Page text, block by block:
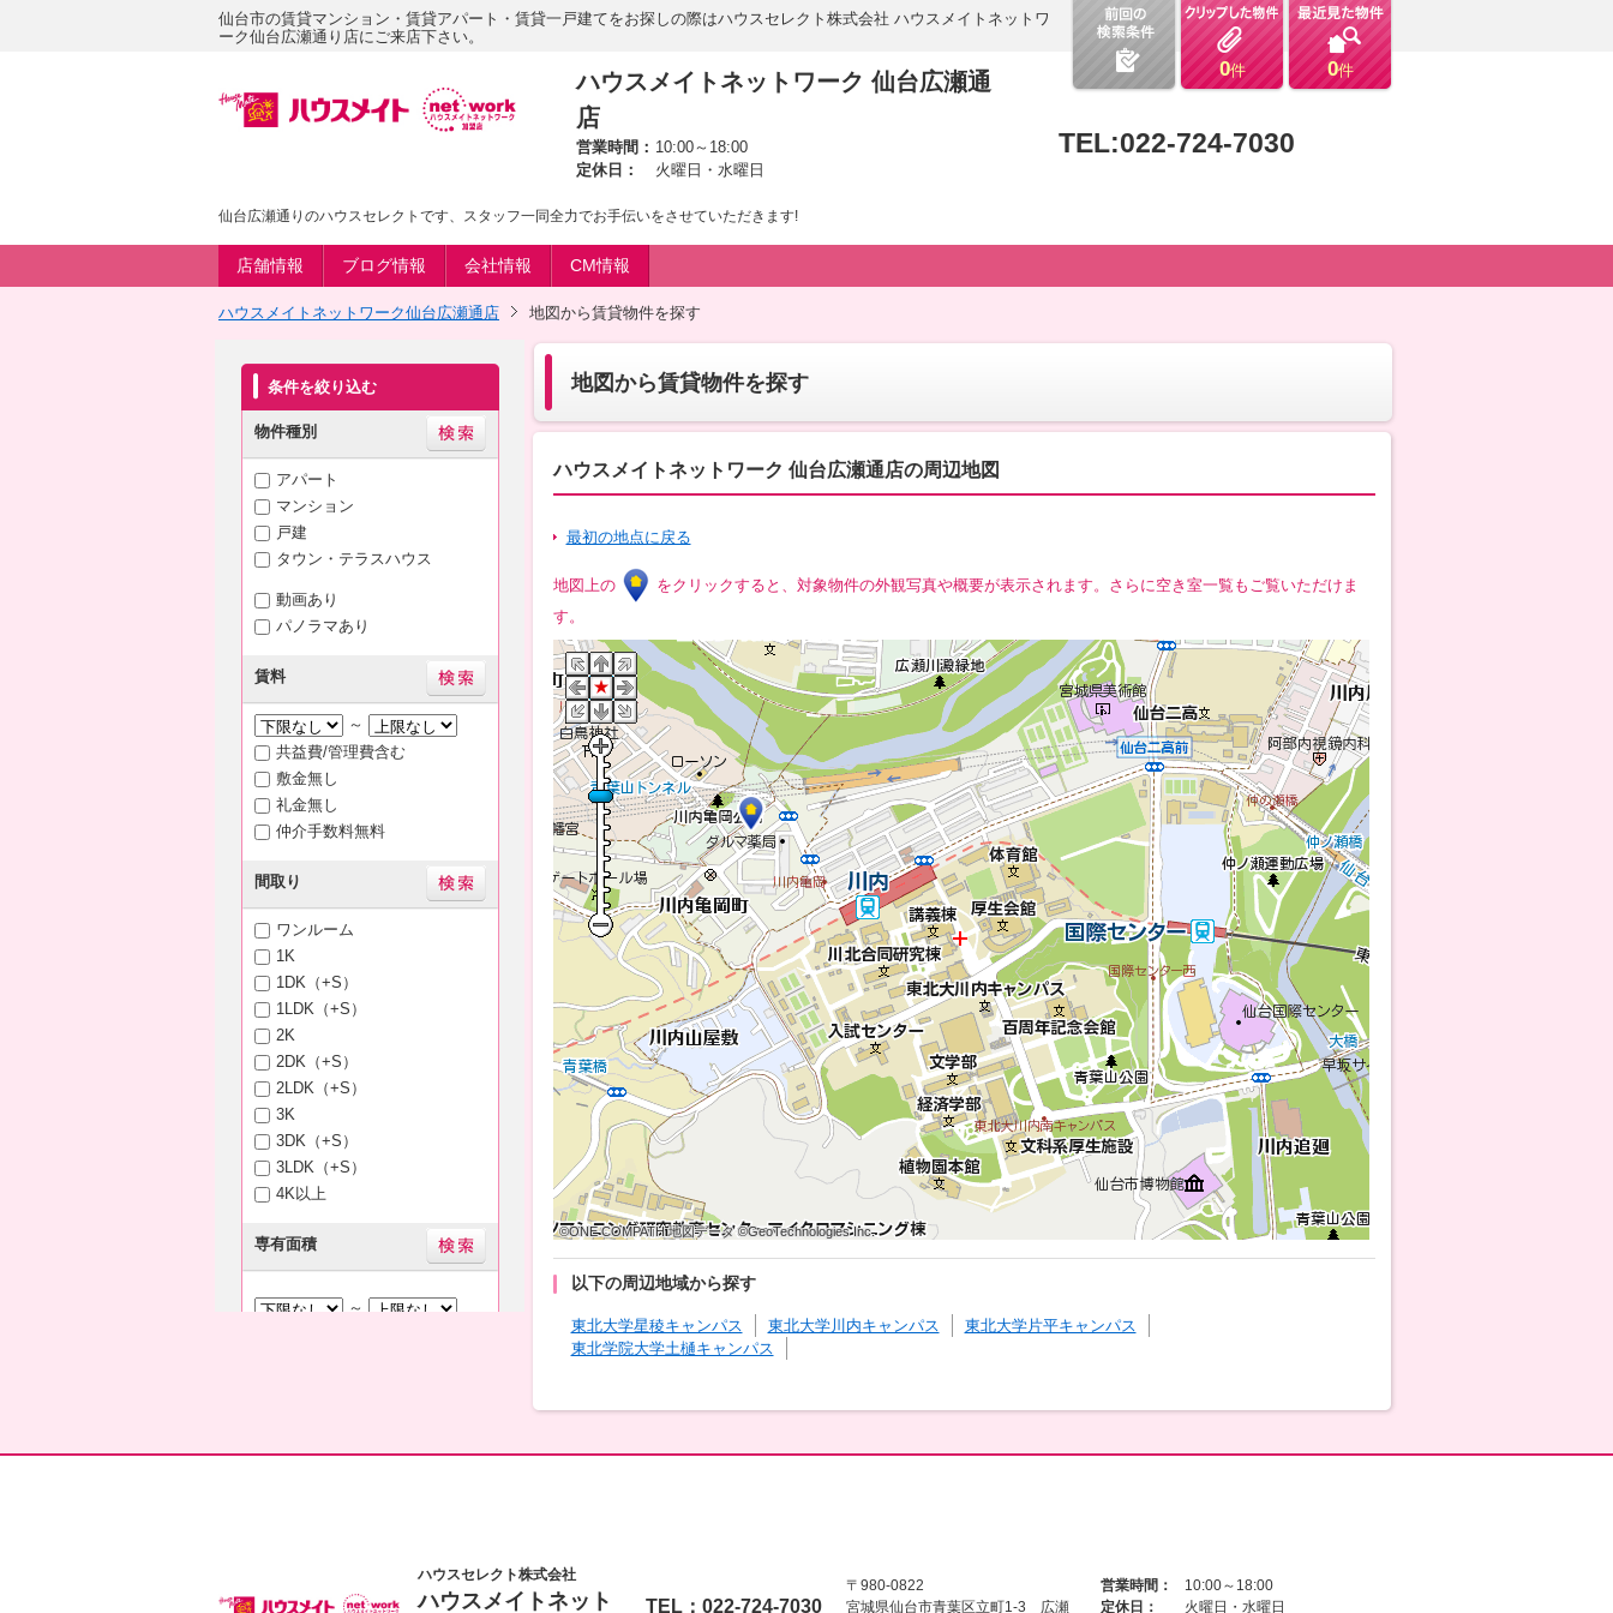
0件 0件
仙台市の賃貸マンション・賃貸アパート・賃貸一戸建てをお探しの際はハウスセレクト株式会社 ハウスメイトネットワ
ーク仙台広瀬通り店にご来店下さい。
ハウスメイトネットワーク 仙台広瀬通
店
営業時間： 10:00～18:00
定休日：
火曜日・水曜日
TEL:022-724-7030
仙台広瀬通りのハウスセレクトです、スタッフ一同全力でお手伝いをさせていただきます!
店舗情報 ブログ情報 会社情報 CM情報
ハウスメイトネットワーク仙台広瀬通店 地図から賃貸物件を探す
地図から賃貸物件を探す
ハウスメイトネットワーク 仙台広瀬通店の周辺地図
最初の地点に戻る
地図上の
をクリックすると、対象物件の外観写真や概要が表示されます。さらに空き室一覧もご覧いただけま
す。
©ONE COMPATH 地図データ ©GeoTechnologies Inc.
©ONE COMPATH 地図データ ©GeoTechnologies Inc.
©ONE COMPATH 地図データ ©GeoTechnologies Inc.
©ONE COMPATH 地図データ ©GeoTechnologies Inc.
©ONE COMPATH 地図データ ©GeoTechnologies Inc.
©ONE COMPATH 地図データ ©GeoTechnologies Inc.
©ONE COMPATH 地図データ ©GeoTechnologies Inc.
©ONE COMPATH 地図データ ©GeoTechnologies Inc.
©ONE COMPATH 地図データ ©GeoTechnologies Inc.
以下の周辺地域から探す
東北大学星稜キャンパス 東北大学川内キャンパス
東北大学片平キャンパス
東北学院大学土樋キャンパス
条件を絞り込む
物件種別
アパート
マンション
戸建
タウン・テラスハウス
動画あり
パノラマあり
賃料
～
共益費/管理費含む
敷金無し
礼金無し
仲介手数料無料
間取り
ワンルーム
1K
1DK（+S）
1LDK（+S）
2K
2DK（+S）
2LDK（+S）
3K
3DK（+S）
3LDK（+S）
4K以上
専有面積
～
5分以内
ハウスセレクト株式会社
ハウスメイトネット TEL：022-724-7030
〒980-0822
宮城県仙台市青葉区立町1-3 広瀬
営業時間：
10:00～18:00
定休日：
火曜日・水曜日